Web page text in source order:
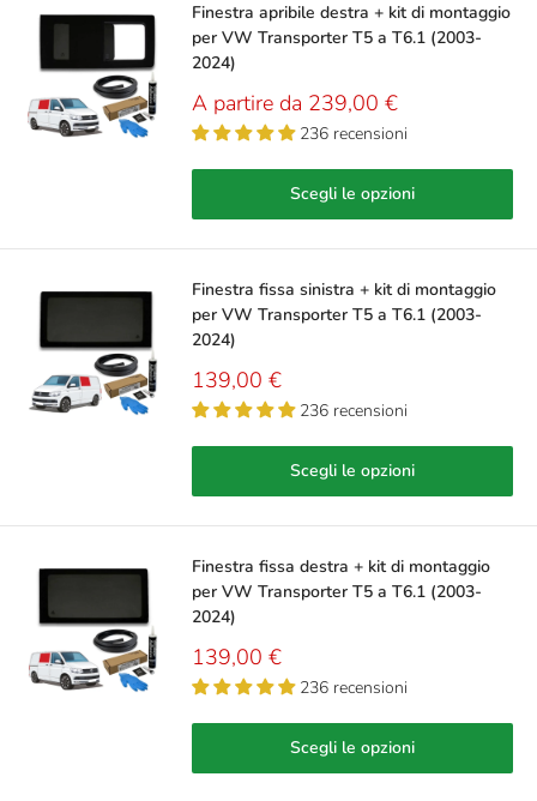
Finestra apribile destra + kit di montaggio
per VW Transporter T5 a T6.1 (2003-
2024)
Prezzo
scontato
A partire da 239,00 €
236 recensioni
Scegli le opzioni
Finestra fissa sinistra + kit di montaggio
per VW Transporter T5 a T6.1 (2003-
2024)
Prezzo
scontato
139,00 €
236 recensioni
Scegli le opzioni
Finestra fissa destra + kit di montaggio
per VW Transporter T5 a T6.1 (2003-
2024)
Prezzo
scontato
139,00 €
236 recensioni
Scegli le opzioni